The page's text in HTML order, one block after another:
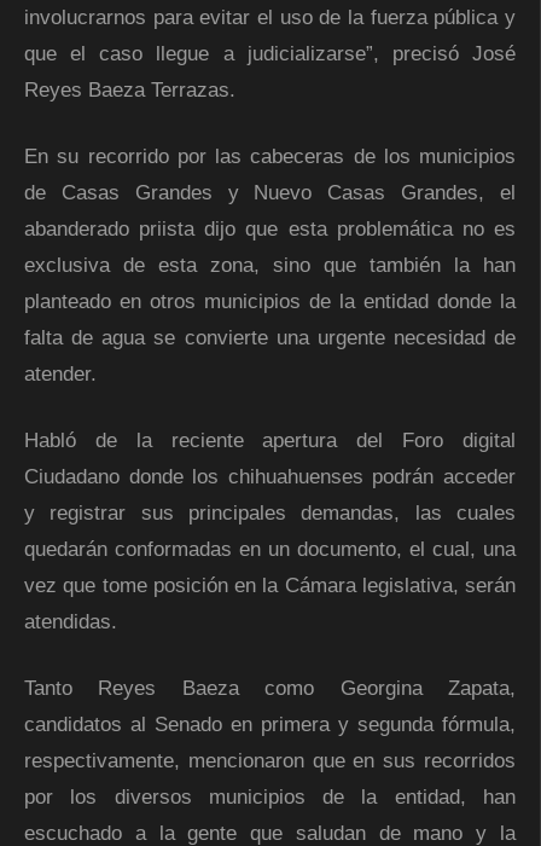
involucrarnos para evitar el uso de la fuerza pública y
que el caso llegue a judicializarse”, precisó José
Reyes Baeza Terrazas.
En su recorrido por las cabeceras de los municipios
de Casas Grandes y Nuevo Casas Grandes, el
abanderado priista dijo que esta problemática no es
exclusiva de esta zona, sino que también la han
planteado en otros municipios de la entidad donde la
falta de agua se convierte una urgente necesidad de
atender.
Habló de la reciente apertura del Foro digital
Ciudadano donde los chihuahuenses podrán acceder
y registrar sus principales demandas, las cuales
quedarán conformadas en un documento, el cual, una
vez que tome posición en la Cámara legislativa, serán
atendidas.
Tanto Reyes Baeza como Georgina Zapata,
candidatos al Senado en primera y segunda fórmula,
respectivamente, mencionaron que en sus recorridos
por los diversos municipios de la entidad, han
escuchado a la gente que saludan de mano y la